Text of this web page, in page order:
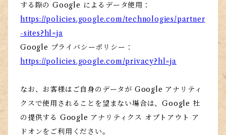
する際の Google によるデータ使用：
https://policies.google.com/technologies/partner
-sites?hl=ja
Google プライバシーポリシー：
https://policies.google.com/privacy?hl=ja
なお、お客様はご自身のデータが Google アナリティ
クスで使用されることを望まない場合は、Google 社
の提供する Google アナリティクス オプトアウト ア
ドオンをご利用ください。